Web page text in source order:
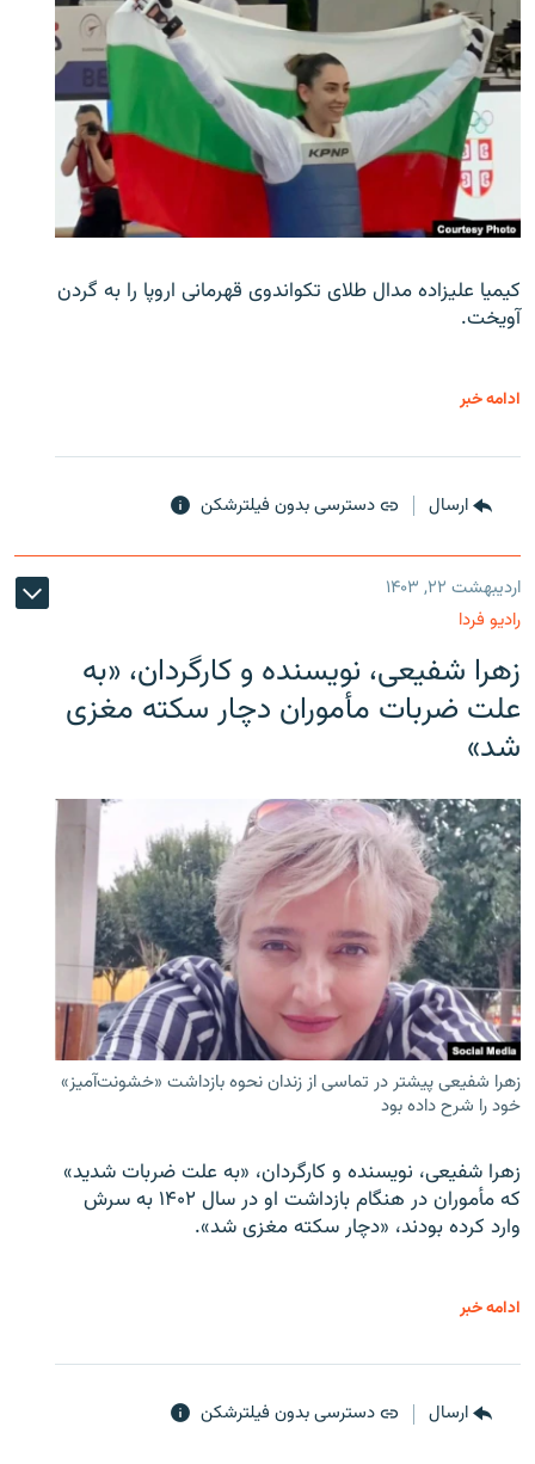
کیمیا علیزاده مدال طلای تکواندوی قهرمانی اروپا را به گردن
آویخت.
ادامه خبر
ارسال دسترسی بدون فیلترشکن
اردیبهشت ۲۲, ۱۴۰۳
رادیو فردا
زهرا شفیعی، نویسنده و کارگردان، «به
علت ضربات مأموران دچار سکته مغزی
شد»
زهرا شفیعی پیشتر در تماسی از زندان نحوه بازداشت «خشونت‌آمیز»
خود را شرح داده بود
زهرا شفیعی، نویسنده و کارگردان، «به علت ضربات شدید»
که مأموران در هنگام بازداشت او در سال ۱۴۰۲ به سرش
وارد کرده بودند، «دچار سکته مغزی شد».
ادامه خبر
ارسال دسترسی بدون فیلترشکن